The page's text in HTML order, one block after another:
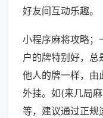
好友间互动乐趣。
小程序麻将攻略；
户的牌特别好，总
他人的牌一样，由
外挂。如(来几局
等，建议通过正规